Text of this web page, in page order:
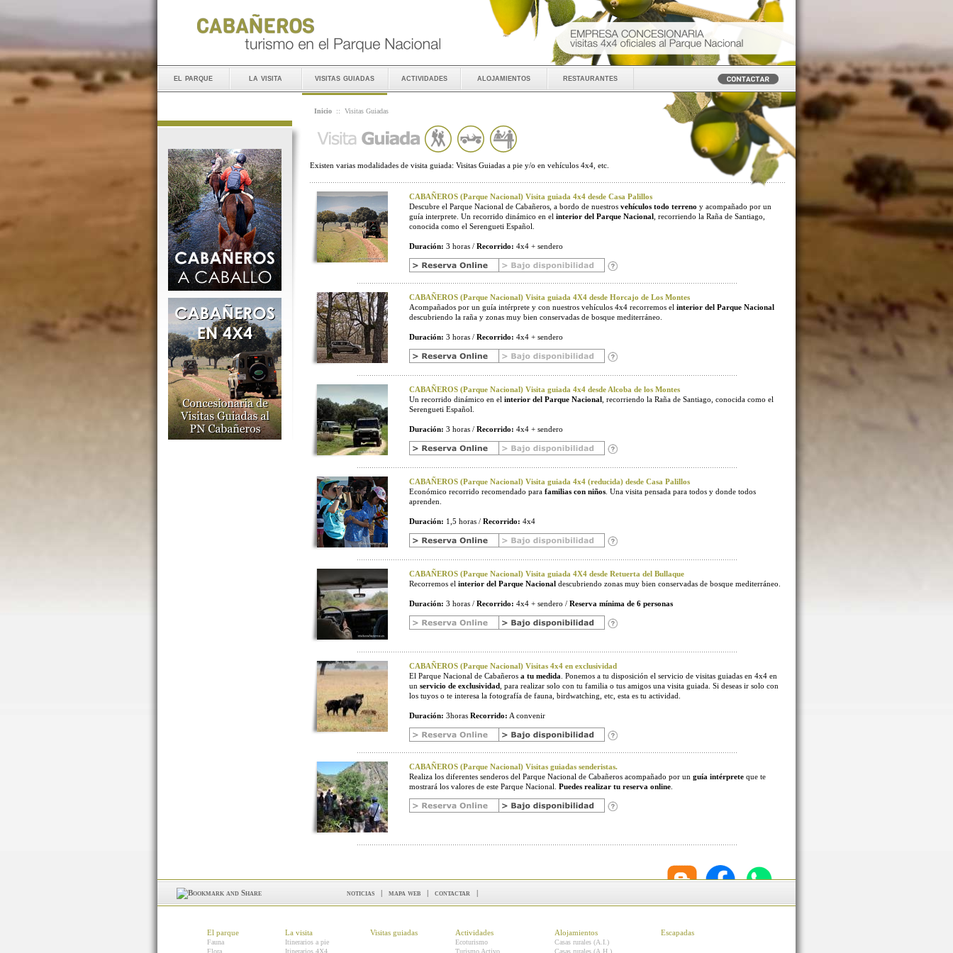
el parque la visita visitas guiadas actividades alojamientos restaurantes
Inicio :: Visitas Guiadas
Existen varias modalidades de visita guiada: Visitas Guiadas a pie y/o en vehículos 4x4, etc.
CABAÑEROS (Parque Nacional) Visita guiada 4x4 desde Casa Palillos
Descubre el Parque Nacional de Cabañeros, a bordo de nuestros vehículos todo terreno y acompañado por un
guía interprete. Un recorrido dinámico en el interior del Parque Nacional , recorriendo la Raña de Santiago,
conocida como el Serengueti Español.
Duración: 3 horas / Recorrido: 4x4 + sendero
CABAÑEROS (Parque Nacional) Visita guiada 4X4 desde Horcajo de Los Montes
Acompañados por un guía intérprete y con nuestros vehículos 4x4 recorremos el interior del Parque Nacional
descubriendo la raña y zonas muy bien conservadas de bosque mediterráneo.
Duración: 3 horas / Recorrido: 4x4 + sendero
CABAÑEROS (Parque Nacional) Visita guiada 4x4 desde Alcoba de los Montes
Un recorrido dinámico en el interior del Parque Nacional , recorriendo la Raña de Santiago, conocida como el
Serengueti Español.
Duración: 3 horas / Recorrido: 4x4 + sendero
CABAÑEROS (Parque Nacional) Visita guiada 4x4 (reducida) desde Casa Palillos
Económico recorrido recomendado para familias con niños . Una visita pensada para todos y donde todos
aprenden.
Duración: 1,5 horas / Recorrido: 4x4
CABAÑEROS (Parque Nacional) Visita guiada 4X4 desde Retuerta del Bullaque
Recorremos el interior del Parque Nacional descubriendo zonas muy bien conservadas de bosque mediterráneo.
Duración: 3 horas / Recorrido: 4x4 + sendero / Reserva mínima de 6 personas
CABAÑEROS (Parque Nacional) Visitas 4x4 en exclusividad
El Parque Nacional de Cabañeros a tu medida . Ponemos a tu disposición el servicio de visitas guiadas en 4x4 en
un servicio de exclusividad , para realizar solo con tu familia o tus amigos una visita guiada. Si deseas ir solo con
los tuyos o te interesa la fotografía de fauna, birdwatching, etc, esta es tu actividad.
Duración: 3horas Recorrido: A convenir
CABAÑEROS (Parque Nacional) Visitas guiadas senderistas.
Realiza los diferentes senderos del Parque Nacional de Cabañeros acompañado por un guía intérprete que te
mostrará los valores de este Parque Nacional. Puedes realizar tu reserva online
noticias | mapa web | contactar |
El parque
Fauna
Flora
La visita
Itinerarios a pie
Itinerarios 4X4
Visitas guiadas Actividades
Ecoturismo
Turismo Activo
Alojamientos
Casas rurales (A.I.)
Casas rurales (A.H.)
Escapadas